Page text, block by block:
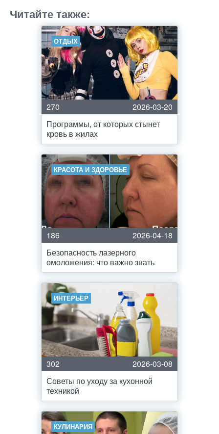
Читайте также:
ОТДЫХ
270
2026-03-20
Программы, от которых стынет
кровь в жилах
КРАСОТА И ЗДОРОВЬЕ
186
2026-04-18
Безопасность лазерного
омоложения: что важно знать
ИНТЕРЬЕР
302
2026-03-08
Советы по уходу за кухонной
техникой
КУЛИНАРИЯ